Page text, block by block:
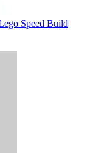
Speed Build